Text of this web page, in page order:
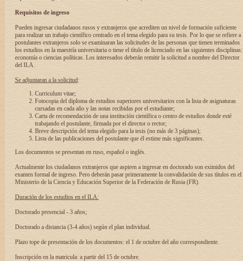
Requisitos de ingreso
Pueden ingresar ciudadanos rusos y extranjeros que acrediten un nivel de formación suficiente
para realizar un trabajo científico centrado en el tema elegido para su tesis. Por lo que se refiere a
postulantes extranjeros solo se examinaran las solicitudes de las personas que tienen terminados
los estudios en la maestría universitaria o tiene el título de licenciado en las siguientes disciplinas:
economía o ciencias políticas. Los interesados deberán remitir la solicitud a nombre del Director
del ILA.
Se adjuntaran a la solicitud:
Curriculum vitae;
Fotocopia del diploma de estudios superiores universitarios con la lista de asignaturas
cursadas en cada año y las notas recibidas por el estudiante;
Carta de recomendación de una institución científica o centro de estudios donde esté
trabajando el postulante, firmada por el director o rector;
Breve descripción del tema elegido para la tesis (no más de 3 páginas);
Lista de las publicaciones del postulante que él estime más significantes.
Los documentos se presentan en ruso, español o inglés.
Actualmente los ciudadanos extranjeros que aspiren a ingresar en doctorado son eximidos del
examen formal de ingreso. Pero deberán pasar primeramente la convalidación de sus títulos en el
Ministerio de la Ciencia y Educación Superior de la Federación de Rusia (FR).
Duración de los estudios en el ILA:
Doctorado presencial - 3 años;
Doctorado a distancia (3-4 años) según el plan individual.
Plazo tope de presentación de los documentos: el 1 de octubre del año correspondiente.
Inscripción en la matricula: a partir del 15 de octubre.